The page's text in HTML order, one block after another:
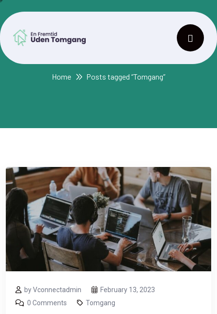
Home Posts tagged “Tomgang”
by Vconnectadmin
February 13, 2023
0 Comments
Tomgang